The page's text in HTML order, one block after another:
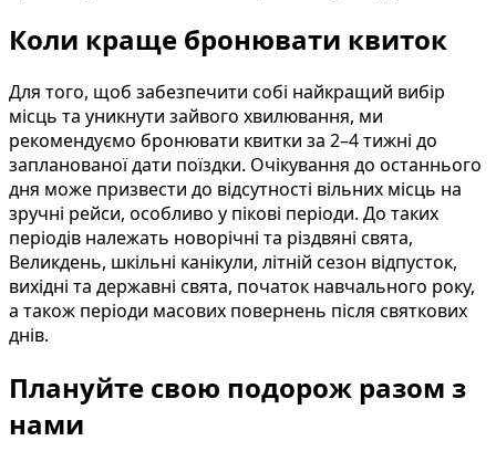
Коли краще бронювати квиток
Для того, щоб забезпечити собі найкращий вибір
місць та уникнути зайвого хвилювання, ми
рекомендуємо бронювати квитки за 2–4 тижні до
запланованої дати поїздки. Очікування до останнього
дня може призвести до відсутності вільних місць на
зручні рейси, особливо у пікові періоди. До таких
періодів належать новорічні та різдвяні свята,
Великдень, шкільні канікули, літній сезон відпусток,
вихідні та державні свята, початок навчального року,
а також періоди масових повернень після святкових
днів.
Плануйте свою подорож разом з
нами